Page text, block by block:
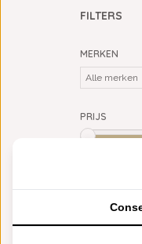
FILTERS
MERKEN
PRIJS
KLEUR
oranje(1)